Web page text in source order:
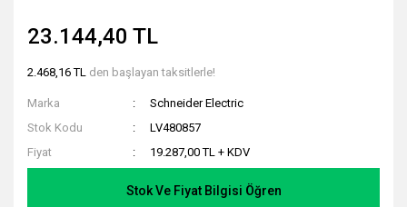
23.144,40 TL
2.468,16 TL den başlayan taksitlerle!
Marka
Schneider Electric
Stok Kodu
LV480857
Fiyat
19.287,00 TL + KDV
Stok Ve Fiyat Bilgisi Öğren